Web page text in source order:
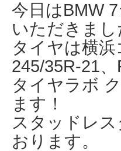
今日はBMW
いただきまし
タイヤは横
245/35R-21
タイヤラボ
ます！
スタッドレ
おります。